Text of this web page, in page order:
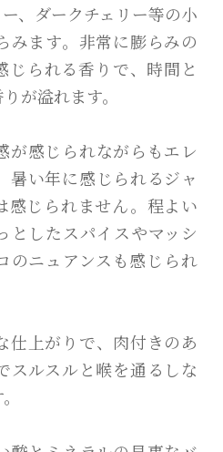
、ダークチェリー等の小
みます。非常に膨らみの
じられる香りで、時間と
が溢れます。
が感じられながらもエレ
暑い年に感じられるジャ
感じられません。程よい
としたスパイスやマッシ
のニュアンスも感じられ
仕上がりで、肉付きのあ
スルスルと喉を通るしな